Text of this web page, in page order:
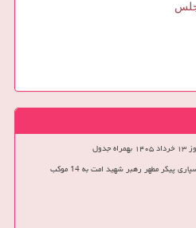
مطهر رهبر شهید امت به 14 موکب